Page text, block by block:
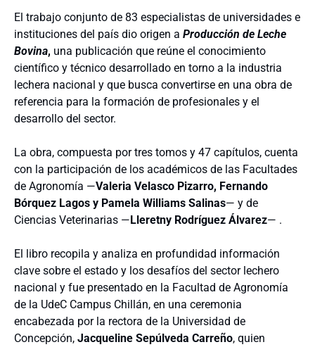
El trabajo conjunto de 83 especialistas de universidades e
instituciones del país dio origen a Producción de Leche
Bovina, una publicación que reúne el conocimiento
científico y técnico desarrollado en torno a la industria
lechera nacional y que busca convertirse en una obra de
referencia para la formación de profesionales y el
desarrollo del sector.
La obra, compuesta por tres tomos y 47 capítulos, cuenta
con la participación de los académicos de las Facultades
de Agronomía —Valeria Velasco Pizarro, Fernando
Bórquez Lagos y Pamela Williams Salinas— y de
Ciencias Veterinarias —Lleretny Rodríguez Álvarez— .
El libro recopila y analiza en profundidad información
clave sobre el estado y los desafíos del sector lechero
nacional y fue presentado en la Facultad de Agronomía
de la UdeC Campus Chillán, en una ceremonia
encabezada por la rectora de la Universidad de
Concepción, Jacqueline Sepúlveda Carreño, quien